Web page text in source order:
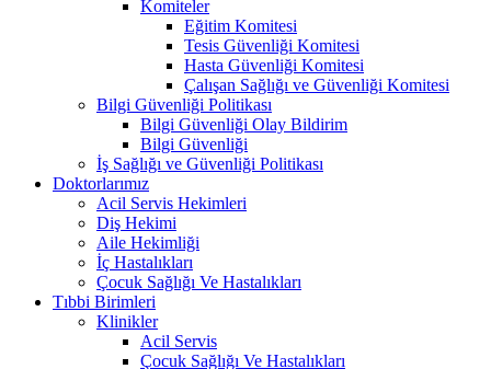
Komiteler
Eğitim Komitesi
Tesis Güvenliği Komitesi
Hasta Güvenliği Komitesi
Çalışan Sağlığı ve Güvenliği Komitesi
Bilgi Güvenliği Politikası
Bilgi Güvenliği Olay Bildirim
Bilgi Güvenliği
İş Sağlığı ve Güvenliği Politikası
Doktorlarımız
Acil Servis Hekimleri
Diş Hekimi
Aile Hekimliği
İç Hastalıkları
Çocuk Sağlığı Ve Hastalıkları
Tıbbi Birimleri
Klinikler
Acil Servis
Çocuk Sağlığı Ve Hastalıkları